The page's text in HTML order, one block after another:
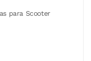
para Scooter